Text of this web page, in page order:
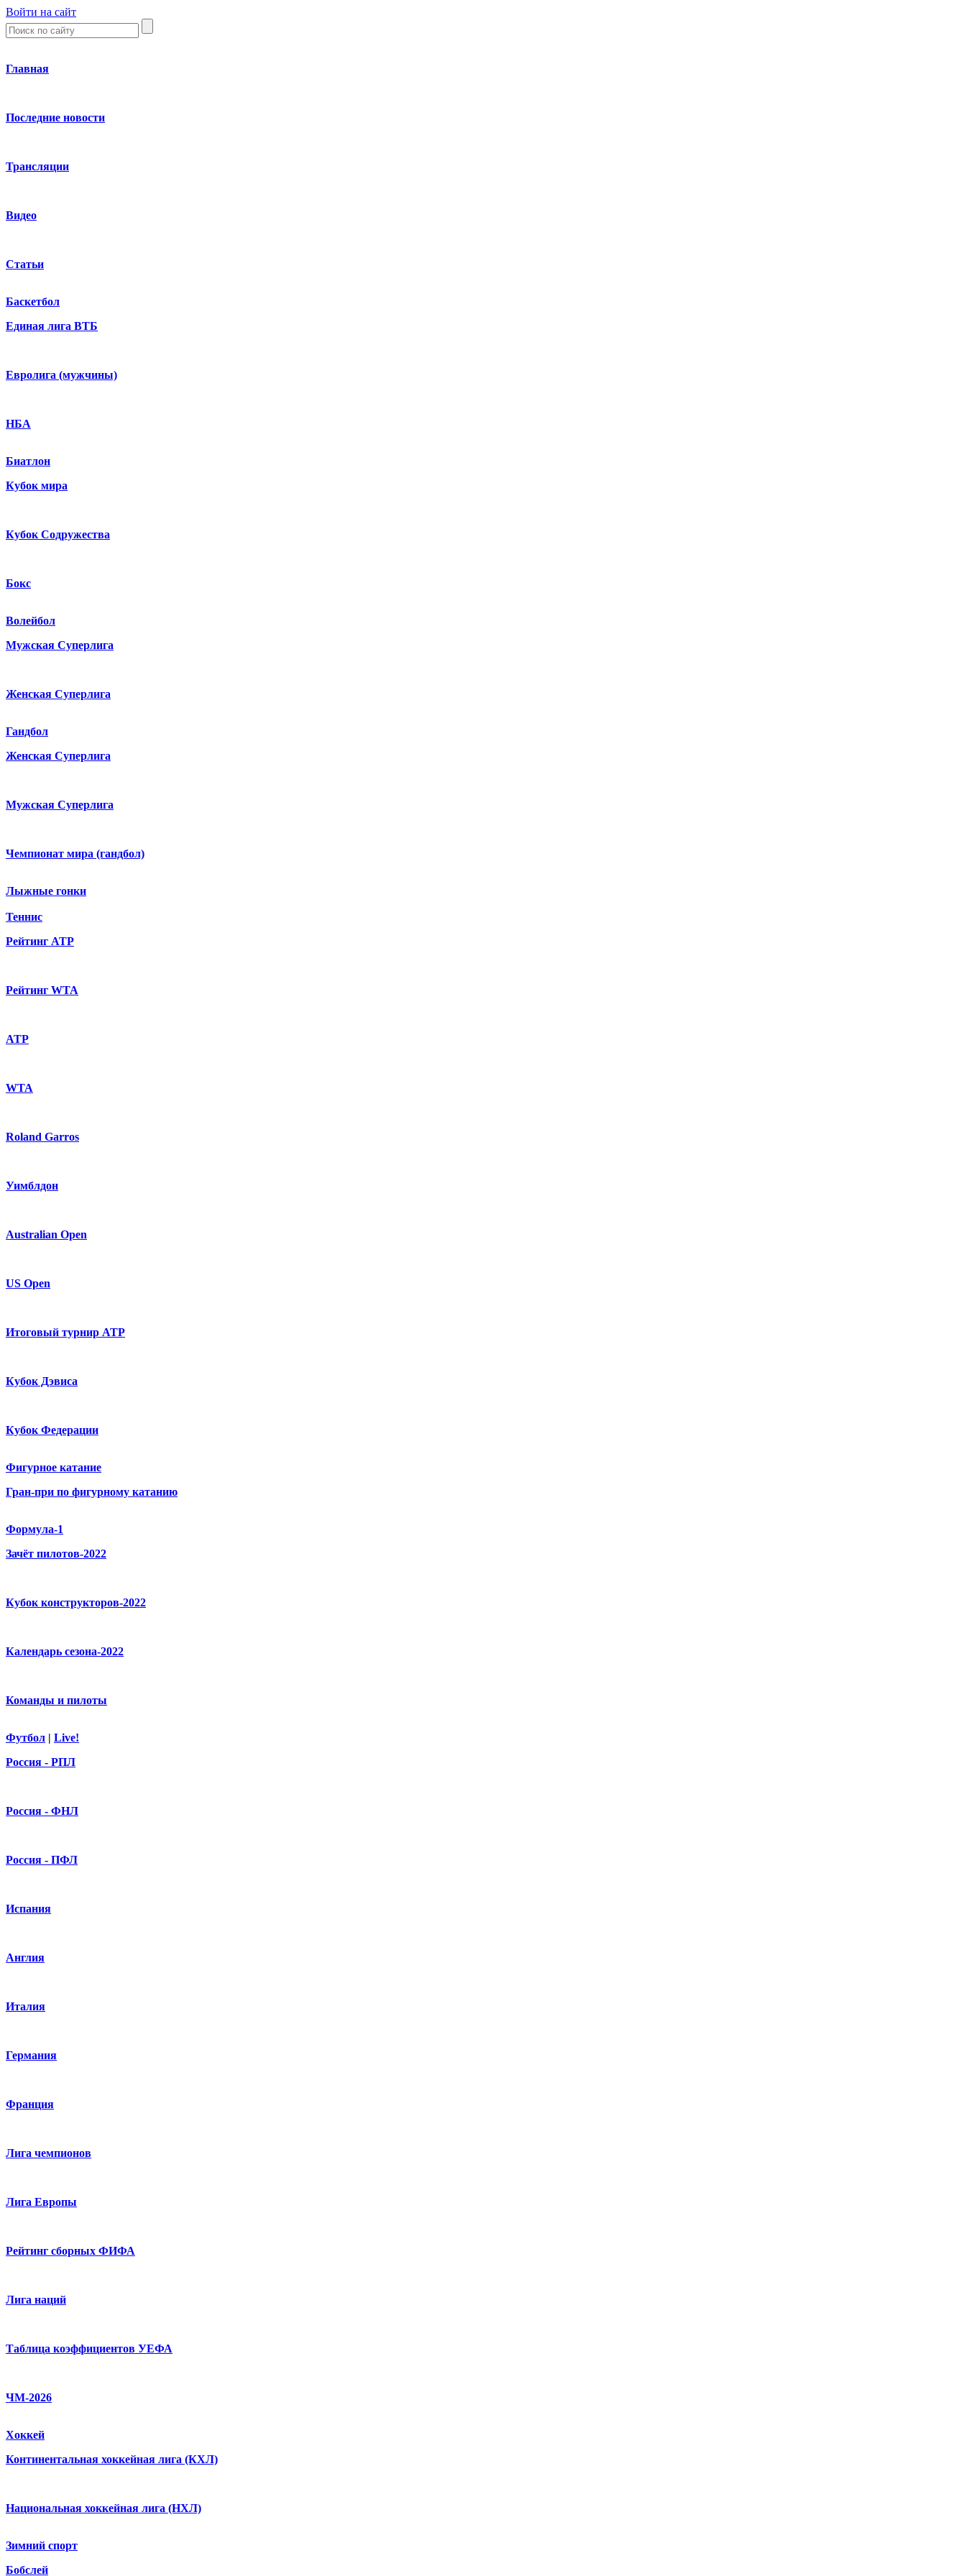
Войти на сайт
Главная
Последние новости
Трансляции
Видео
Статьи
Баскетбол
Единая лига ВТБ
Евролига (мужчины)
НБА
Биатлон
Кубок мира
Кубок Содружества
Бокс
Волейбол
Мужская Суперлига
Женская Суперлига
Гандбол
Женская Суперлига
Мужская Суперлига
Чемпионат мира (гандбол)
Лыжные гонки
Теннис
Рейтинг ATP
Рейтинг WTA
ATP
WTA
Roland Garros
Уимблдон
Australian Open
US Open
Итоговый турнир ATP
Кубок Дэвиса
Кубок Федерации
Фигурное катание
Гран-при по фигурному катанию
Формула-1
Зачёт пилотов-2022
Кубок конструкторов-2022
Календарь сезона-2022
Команды и пилоты
Футбол | Live!
Россия - РПЛ
Россия - ФНЛ
Россия - ПФЛ
Испания
Англия
Италия
Германия
Франция
Лига чемпионов
Лига Европы
Рейтинг сборных ФИФА
Лига наций
Таблица коэффициентов УЕФА
ЧМ-2026
Хоккей
Континентальная хоккейная лига (КХЛ)
Национальная хоккейная лига (НХЛ)
Зимний спорт
Бобслей